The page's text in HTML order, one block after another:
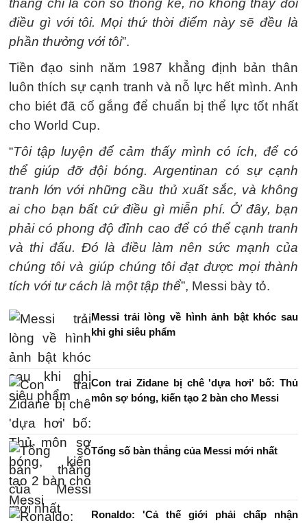
thắng chỉ là con số thống kê, nó không thay đổi
điều gì với tôi. Mọi thứ thời điểm này sẽ đều là
phần thưởng với tôi”.
Tiền đạo sinh năm 1987 khẳng định bản thân
luôn thích sự cạnh tranh và nỗ lực hết mình. Anh
cho biét đã cố gắng để chuẩn bị thể lực tốt nhất
cho World Cup.
“Tôi tập luyện để cảm thấy mình có ích, để có
thể giúp đỡ đội bóng. Argentinan có sự cạnh
tranh lớn với những cầu thủ xuất sắc, và không
ai cho bạn bất cứ điều gì miễn phí. Ở đây, bạn
phải có phong độ đỉnh cao để có thể cạnh tranh
và thi đấu. Đó là điều làm nên sức mạnh của
chúng tôi và giúp chúng tôi đạt được mọi thành
tích với tư cách là một tập thể”, Messi bày tỏ.
Messi trải lòng về hình ảnh bật khóc sau
khi ghi siêu phẩm
Con trai Zidane bị chê 'dựa hơi' bố: Thủ
môn sợ bóng, kiến tạo 2 bàn cho Messi
Tổng số bàn thắng của Messi mới nhất
Ronaldo: 'Cả thế giới phải chấp nhận